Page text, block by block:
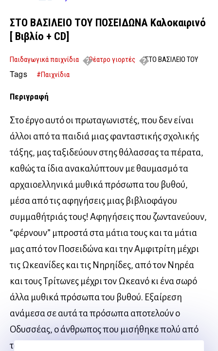
ΣΤΟ ΒΑΣΙΛΕΙΟ ΤΟΥ ΠΟΣΕΙΔΩΝΑ Καλοκαιρινό
[ Βιβλίο + CD]
Παιδαγωγικά παιχνίδια Θέατρο γιορτές
ΣΤΟ ΒΑΣΙΛΕΙΟ ΤΟΥ
ΠΟΣΕΙΔΩΝΑ Καλοκαιρινό [ Βιβλίο + CD]
Tags #Παιχνίδια
Περιγραφή
Στο έργο αυτό οι πρωταγωνιστές, που δεν είναι
άλλοι από τα παιδιά μιας φανταστικής σχολικής
τάξης, μας ταξιδεύουν στης θάλασσας τα πέρατα,
καθώς τα ίδια ανακαλύπτουν με θαυμασμό τα
αρχαιοελληνικά μυθικά πρόσωπα του βυθού,
μέσα από τις αφηγήσεις μιας βιβλιοφάγου
συμμαθήτριάς τους! Αφηγήσεις που ζωντανεύουν,
“φέρνουν” μπροστά στα μάτια τους και τα μάτια
μας από τον Ποσειδώνα και την Αμφιτρίτη μέχρι
τις Ωκεανίδες και τις Νηρηίδες, από τον Νηρέα
και τους Τρίτωνες μέχρι τον Ωκεανό κι ένα σωρό
άλλα μυθικά πρόσωπα του βυθού. Εξαίρεση
ανάμεσα σε αυτά τα πρόσωπα αποτελούν ο
Οδυσσέας, ο άνθρωπος που μισήθηκε πολύ από
το θεό της θάλασσας και τιμωρήθηκε